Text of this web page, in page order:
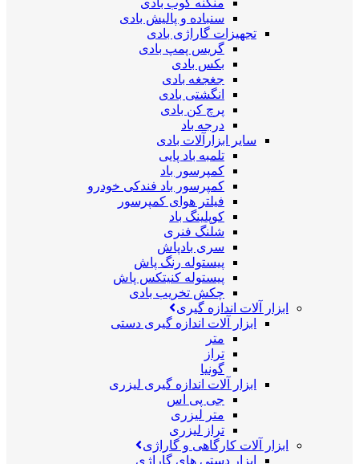
منگنه کوب بادی
سنباده و پالیش بادی
تجهیزات گاراژی بادی
گریس پمپ بادی
بکس بادی
جغجغه بادی
انگشتی بادی
پرچ کن بادی
درجه باد
سایر ابزارآلات بادی
تلمبه باد پایی
کمپرسور باد
کمپرسور باد فندکی خودرو
فیلتر هوای کمپرسور
کوپلینگ باد
شلنگ فنری
سری بادپاش
پیستوله رنگ پاش
پیستوله کنیتکس پاش
چکش تخریب بادی
ابزار آلات اندازه گیری
ابزار آلات اندازه گیری دستی
متر
تراز
گونیا
ابزار آلات اندازه گیری لیزری
جی پی اس
متر لیزری
تراز لیزری
ابزار آلات کارگاهی و گاراژی
ابزار دستی های گاراژی